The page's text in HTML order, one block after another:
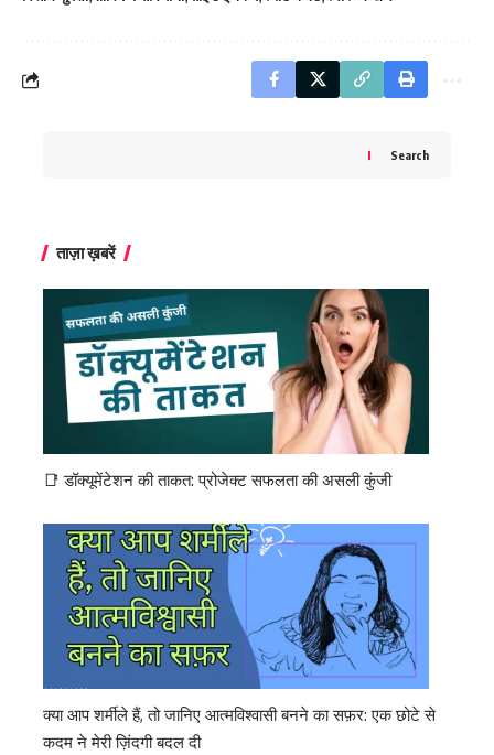
Search
ताज़ा ख़बरें
📑 डॉक्यूमेंटेशन की ताकत: प्रोजेक्ट सफलता की असली कुंजी
क्या आप शर्मीले हैं, तो जानिए आत्मविश्वासी बनने का सफ़र: एक छोटे से
कदम ने मेरी ज़िंदगी बदल दी